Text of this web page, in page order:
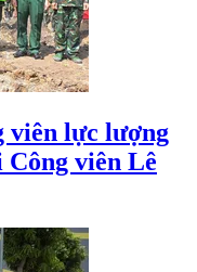
viên lực lượng
viên Lê